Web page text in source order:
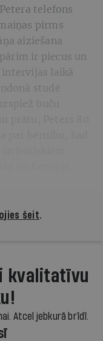
telefons
pirms
aiziešana
ir piecus un
laikā
studē
buču
šeit.
kvalitatīvu
Atcel jebkurā brīdī.